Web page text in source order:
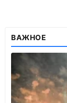
ВАЖНОЕ